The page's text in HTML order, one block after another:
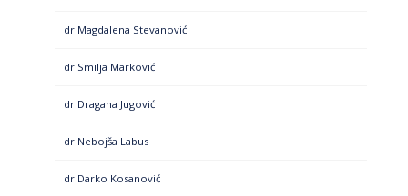
dr Magdalena Stevanović
dr Smilja Marković
dr Dragana Jugović
dr Nebojša Labus
dr Darko Kosanović